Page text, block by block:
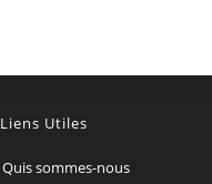
Liens Utiles
Quis sommes-nous